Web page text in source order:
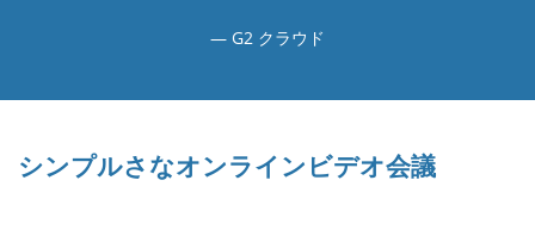
G2 クラウド
シンプルさなオンラインビデオ会議